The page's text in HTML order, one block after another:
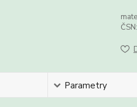
ČSN:
Parametry